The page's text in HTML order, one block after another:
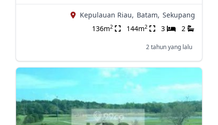
Kepulauan Riau, Batam, Sekupang
136m2 144m2 3 2
2 tahun yang lalu